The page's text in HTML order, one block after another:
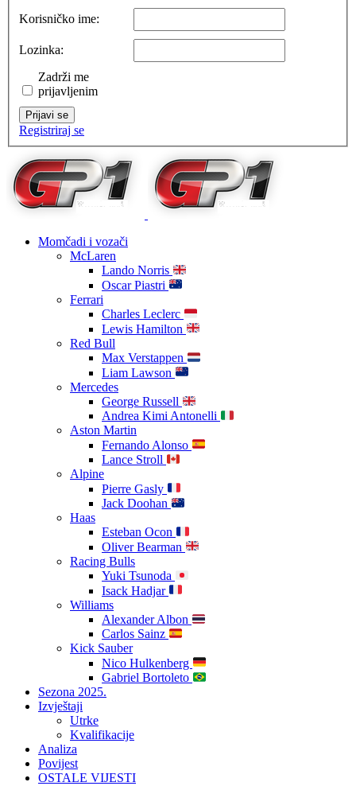
Korisničko ime:
Lozinka:
Zadrži me
prijavljenim
Prijavi se
Registriraj se
Momčadi i vozači
McLaren
Lando Norris
Oscar Piastri
Ferrari
Charles Leclerc
Lewis Hamilton
Red Bull
Max Verstappen
Liam Lawson
Mercedes
George Russell
Andrea Kimi Antonelli
Aston Martin
Fernando Alonso
Lance Stroll
Alpine
Pierre Gasly
Jack Doohan
Haas
Esteban Ocon
Oliver Bearman
Racing Bulls
Yuki Tsunoda
Isack Hadjar
Williams
Alexander Albon
Carlos Sainz
Kick Sauber
Nico Hulkenberg
Gabriel Bortoleto
Sezona 2025.
Izvještaji
Utrke
Kvalifikacije
Analiza
Povijest
OSTALE VIJESTI